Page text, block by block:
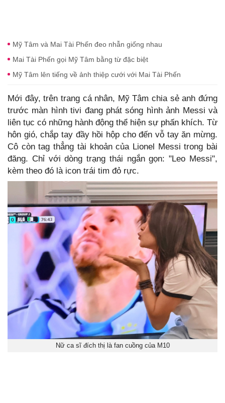
Mỹ Tâm và Mai Tài Phến đeo nhẫn giống nhau
Mai Tài Phến gọi Mỹ Tâm bằng từ đặc biệt
Mỹ Tâm lên tiếng về ảnh thiệp cưới với Mai Tài Phến
Mới đây, trên trang cá nhân, Mỹ Tâm chia sẻ anh đứng
trước màn hình tivi đang phát sóng hình ảnh Messi và
liên tục có những hành động thể hiện sự phấn khích. Từ
hôn gió, chắp tay đầy hồi hộp cho đến vỗ tay ăn mừng.
Cô còn tag thẳng tài khoản của Lionel Messi trong bài
đăng. Chỉ với dòng trạng thái ngắn gọn: "Leo Messi",
kèm theo đó là icon trái tim đỏ rực.
Nữ ca sĩ đích thị là fan cuồng của M10